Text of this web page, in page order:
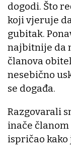
dogodi. Što
koji vjeruje
gubitak.
najbitnije da
članova
nesebično
se događa.
Razgovarali
inače članom
ispričao kako